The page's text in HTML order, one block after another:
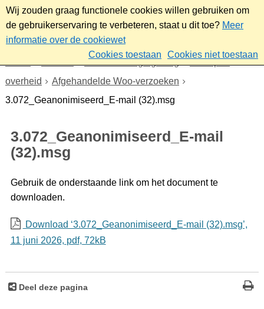
Wij zouden graag functionele cookies willen gebruiken om
de gebruikerservaring te verbeteren, staat u dit toe? Meer
informatie over de cookiewet
Cookies toestaan
Cookies niet toestaan
Beleid- en regelgeving
Wet open
overheid
Afgehandelde Woo-verzoeken
3.072_Geanonimiseerd_E-mail (32).msg
3.072_Geanonimiseerd_E-mail
(32).msg
Gebruik de onderstaande link om het document te
downloaden.
Download ‘3.072_Geanonimiseerd_E-mail (32).msg’,
11 juni 2026, pdf, 72kB
Deel deze pagina